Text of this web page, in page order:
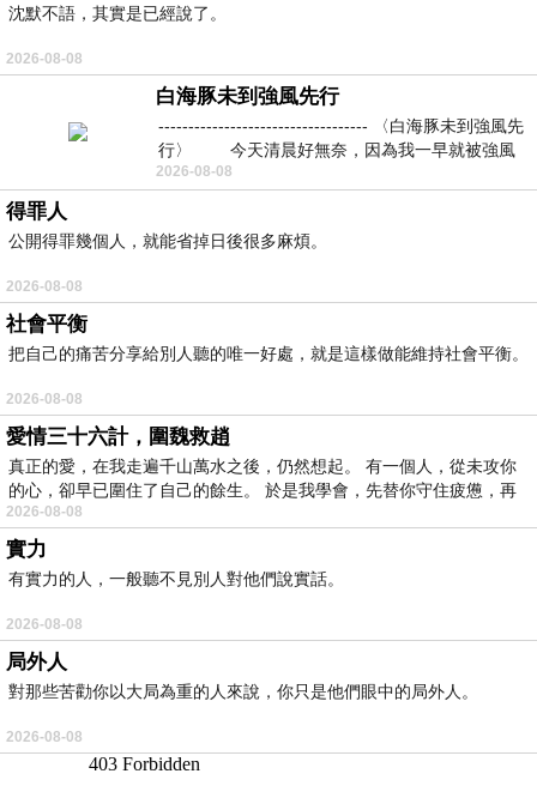
沈默不語，其實是已經說了。
2026-08-08
白海豚未到強風先行
----------------------------------- 〈白海豚未到強風先
行〉 今天清晨好無奈，因為我一早就被強風
2026-08-08
得罪人
公開得罪幾個人，就能省掉日後很多麻煩。
2026-08-08
社會平衡
把自己的痛苦分享給別人聽的唯一好處，就是這樣做能維持社會平衡。
2026-08-08
愛情三十六計，圍魏救趙
真正的愛，在我走遍千山萬水之後，仍然想起。 有一個人，從未攻你
的心，卻早已圍住了自己的餘生。 於是我學會，先替你守住疲憊，再
2026-08-08
實力
有實力的人，一般聽不見別人對他們說實話。
2026-08-08
局外人
對那些苦勸你以大局為重的人來說，你只是他們眼中的局外人。
2026-08-08